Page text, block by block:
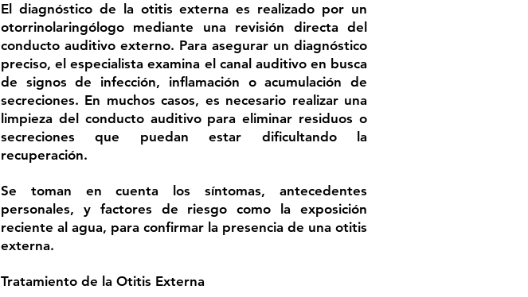
El diagnóstico de la otitis externa es realizado por un
otorrinolaringólogo mediante una revisión directa del
conducto auditivo externo. Para asegurar un diagnóstico
preciso, el especialista examina el canal auditivo en busca
de signos de infección, inflamación o acumulación de
secreciones. En muchos casos, es necesario realizar una
limpieza del conducto auditivo para eliminar residuos o
secreciones que puedan estar dificultando la
recuperación.
Se toman en cuenta los síntomas, antecedentes
personales, y factores de riesgo como la exposición
reciente al agua, para confirmar la presencia de una otitis
externa.
Tratamiento de la Otitis Externa